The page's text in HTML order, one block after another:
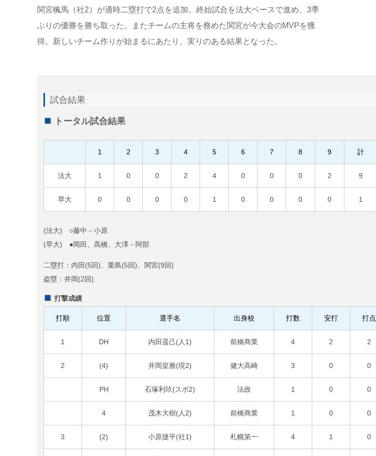
関宮楓馬（社2）が適時二塁打で2点を追加。終始試合を法大ペースで進め、3季
ぶりの優勝を勝ち取った。またチームの主将を務めた関宮が今大会のMVPを獲
得。新しいチーム作りが始まるにあたり、実りのある結果となった。
試合結果
トータル試合結果
1 2 3 4 5 6 7 8 9 計
法大 1 0 0 2 4 0 0 0 2 9
早大 0 0 0 0 1 0 0 0 0 1
(法大) ○藤中－小原
(早大) ●岡田、髙橋、大澤－阿部
二塁打：内田(5回)、栗島(5回)、関宮(9回)
盗塁：井岡(2回)
打撃成績
打順 位置 選手名 出身校 打数 安打 打点
1 DH 内田遥己(人1) 前橋商業 4 2 2
2 (4) 井岡皇雅(現2) 健大高崎 3 0 0
PH 石塚利玖(スポ2) 法政 1 0 0
4 茂木大樹(人2) 前橋商業 1 0 0
3 (2) 小原捷平(社1) 札幌第一 4 1 0